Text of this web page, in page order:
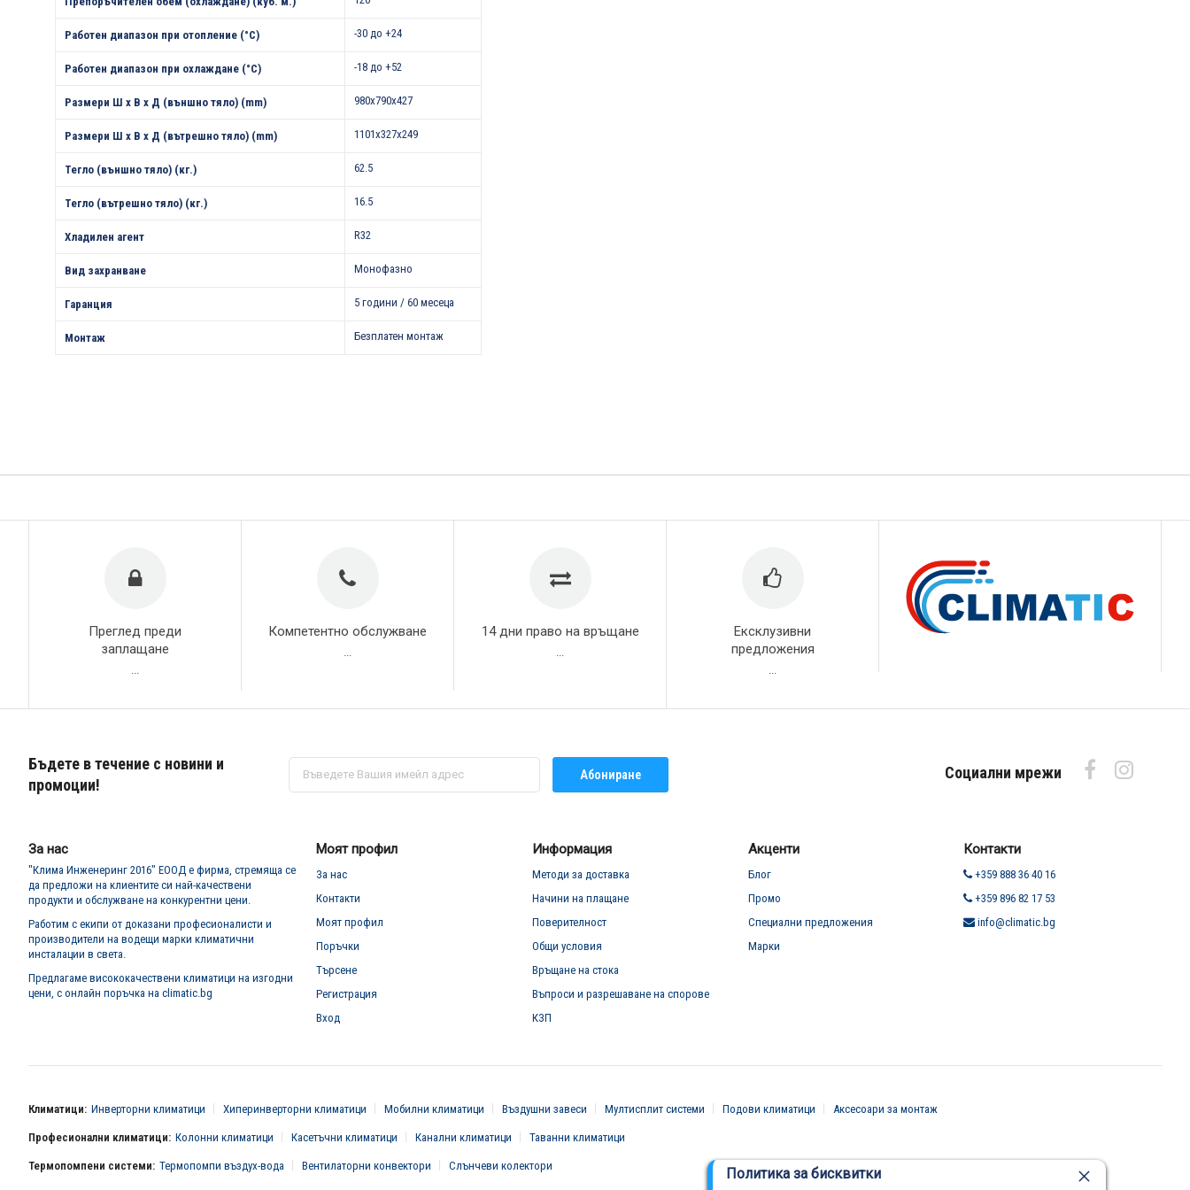
Политика за бисквитки
Работен диапазон при отопление (°С) -30 до +24
Работен диапазон при охлаждане (°С) -18 до +52
Размери Ш х В х Д (външно тяло) (mm) 980x790x427
Размери Ш х В х Д (вътрешно тяло) (mm) 1101x327x249
Тегло (външно тяло) (кг.) 62.5
Тегло (вътрешно тяло) (кг.) 16.5
Хладилен агент R32
Вид захранване Монофазно
Гаранция 5 години / 60 месеца
Монтаж Безплатен монтаж
Преглед преди
заплащане
Компетентно обслужване 14 дни право на връщане
Ексклузивни
предложения
Бъдете в течение с новини и
промоции!
Абонирай
за
Абониране Социални мрежи
За нас
"Клима Инженеринг 2016" ЕООД е фирма, стремяща се
да предложи на клиентите си най-качествени
продукти и обслужване на конкурентни цени.
Работим с екипи от доказани професионалисти и
производители на водещи марки климатични
инсталации в света.
Предлагаме висококачествени климатици на изгодни
цени, с онлайн поръчка на climatic.bg
Моят профил
За нас
Контакти
Моят профил
Поръчки
Търсене
Регистрация
Вход
Информация
Методи за доставка
Начини на плащане
Поверителност
Общи условия
Връщане на стока
Въпроси и разрешаване на спорове
КЗП
Акценти
Блог
Промо
Специални предложения
Марки
Контакти
+359 888 36 40 16
+359 896 82 17 53
info@climatic.bg
Климатици: Инверторни климатици Хиперинверторни климатици Мобилни климатици Въздушни завеси Мултисплит системи Подови климатици Аксесоари за монтаж
Професионални климатици: Колонни климатици Касетъчни климатици Канални климатици Таванни климатици
Термопомпени системи: Термопомпи въздух-вода Вентилаторни конвектори Слънчеви колектори